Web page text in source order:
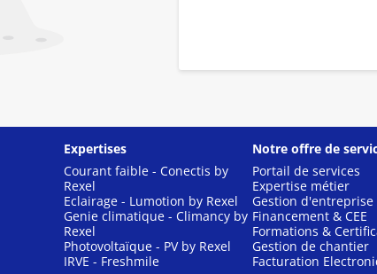
Expertises
Courant faible - Conectis by
Rexel
Eclairage - Lumotion by Rexel
Genie climatique - Climancy by
Rexel
Photovoltaïque - PV by Rexel
IRVE - Freshmile
Notre offre de
Portail de services
Expertise métier
Gestion d'entreprise
Financement & CEE
Formations &
Gestion de chantier
Facturation